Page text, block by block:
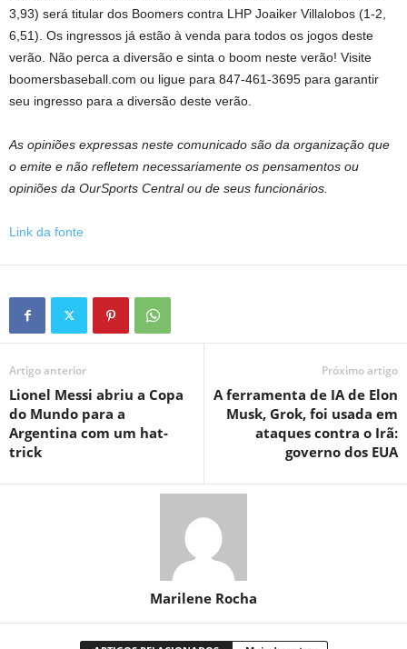
3,93) será titular dos Boomers contra LHP Joaiker Villalobos (1-2,
6,51). Os ingressos já estão à venda para todos os jogos deste
verão. Não perca a diversão e sinta o boom neste verão! Visite
boomersbaseball.com ou ligue para 847-461-3695 para garantir
seu ingresso para a diversão deste verão.
As opiniões expressas neste comunicado são da organização que
o emite e não refletem necessariamente os pensamentos ou
opiniões da OurSports Central ou de seus funcionários.
Link da fonte
Artigo anterior
Lionel Messi abriu a Copa
do Mundo para a
Argentina com um hat-
trick
Próximo artigo
A ferramenta de IA de Elon
Musk, Grok, foi usada em
ataques contra o Irã:
governo dos EUA
Marilene Rocha